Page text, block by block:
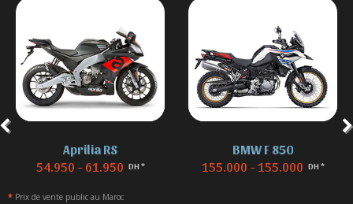
Aprilia RS
54.950 - 61.950 DH *
BMW F 850
155.000 - 155.000 DH *
* Prix de vente public au Maroc